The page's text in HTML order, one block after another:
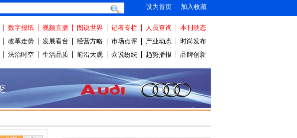
加入收藏
设为首页
数字报纸 视频直播 图说世界 记者专栏 人员查询
本刊动态
改革走势 发展看台 经营方略 市场点评 产业动态
时尚发布
法治时空 生活品质 前沿大观 众说纷纭 趋势播报 品牌创新